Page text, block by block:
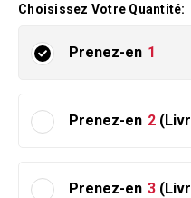
Choisissez Votre Quantité:
Prenez-en 1
Prenez-en 2
Prenez-en 3